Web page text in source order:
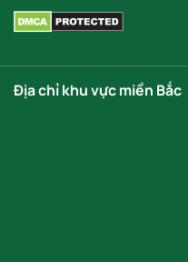
Địa chỉ khu vực miền Bắc